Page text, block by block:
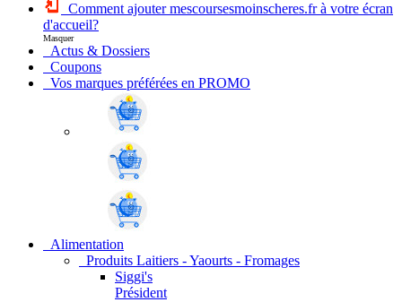
Comment ajouter mescoursesmoinscheres.fr à votre écran
d'accueil?
Masquer
Actus & Dossiers
Coupons
Vos marques préférées en PROMO
Alimentation
Produits Laitiers - Yaourts - Fromages
Siggi's
Président